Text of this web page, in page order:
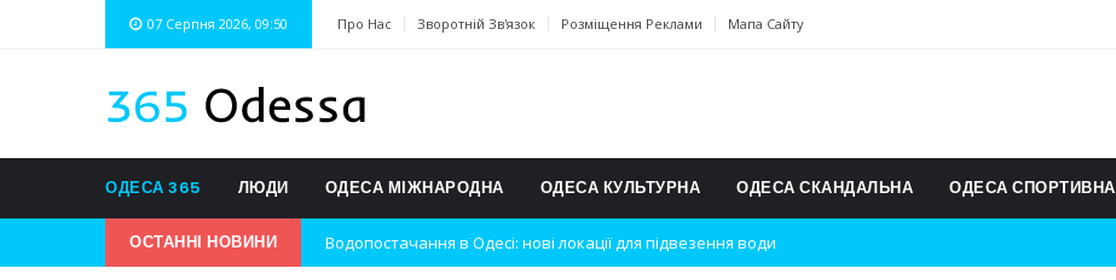
07 Серпня 2026, 09:50 Про Нас Зворотній Зв'язок Розміщення Реклами Мапа Сайту
ОДЕСА 365 ЛЮДИ ОДЕСА МІЖНАРОДНА ОДЕСА КУЛЬТУРНА ОДЕСА СКАНДАЛЬНА ОДЕСА СПОРТИВНА
ОСТАННІ НОВИНИ
Водопостачання в Одесі: нові локації для підвезення води
Нічна атака на Одесу: наслідки вибухів